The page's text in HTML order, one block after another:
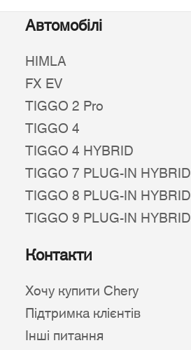
Автомобілі
HIMLA
FX EV
TIGGO 2 Pro
TIGGO 4
TIGGO 4 HYBRID
TIGGO 7 PLUG-IN HYBRID
TIGGO 8 PLUG-IN HYBRID
TIGGO 9 PLUG-IN HYBRID
Контакти
Хочу купити Chery
Підтримка клієнтів
Інші питання